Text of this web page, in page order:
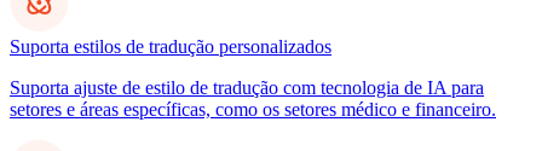
Suporta estilos de tradução personalizados
Suporta ajuste de estilo de tradução com tecnologia de IA para
setores e áreas específicas, como os setores médico e financeiro.